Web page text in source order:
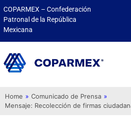
COPARMEX – Confederación
Patronal de la República
Mexicana
Home » Comunicado de Prensa »
Mensaje: Recolección de firmas